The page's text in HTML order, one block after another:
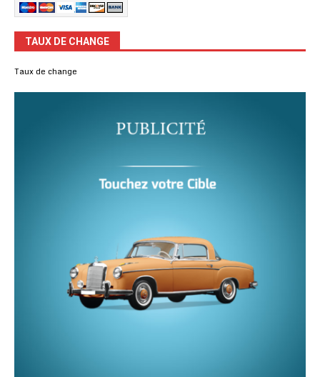
TAUX DE CHANGE
Taux de change